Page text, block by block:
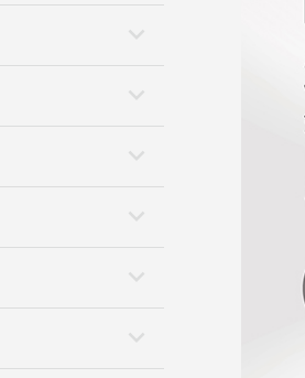
keyboard_arrow_down
keyboard_arrow_down
keyboard_arrow_down
keyboard_arrow_down
keyboard_arrow_down
keyboard_arrow_down